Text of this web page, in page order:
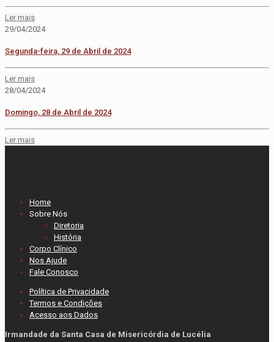
Ler mais
29/04/2024
Segunda-feira, 29 de Abril de 2024
Ler mais
28/04/2024
Domingo, 28 de Abril de 2024
Ler mais
Home
Sobre Nós
Diretoria
História
Corpo Clínico
Nos Ajude
Fale Conosco
Política de Privacidade
Termos e Condições
Acesso aos Dados
Irmandade da Santa Casa de Misericórdia de Lucélia